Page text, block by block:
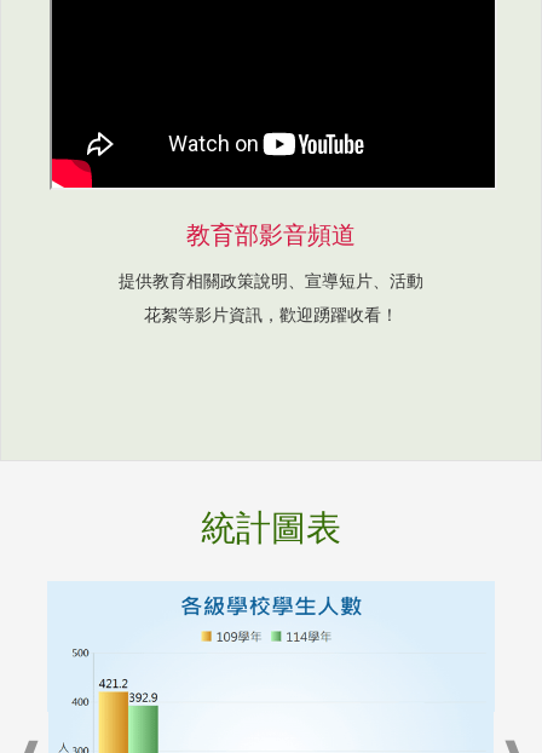
教育部影音頻道
提供教育相關政策說明、宣導短片、活動
花絮等影片資訊，歡迎踴躍收看！
統計圖表